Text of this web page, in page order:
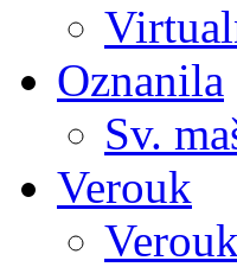
Oznanila
Sv.
Verouk